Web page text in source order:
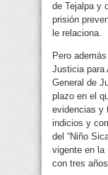
de Tejalpa y
prisión
le relaciona.
Pero
Justicia para
General de
plazo en el
evidencias y
indicios y
del “Niño
vigente en la
con tres